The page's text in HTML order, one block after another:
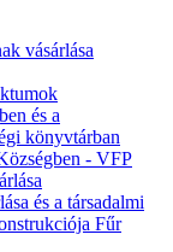
vásárlása
és a
könyvtárban
- VFP
és a társadalmi
Fűr